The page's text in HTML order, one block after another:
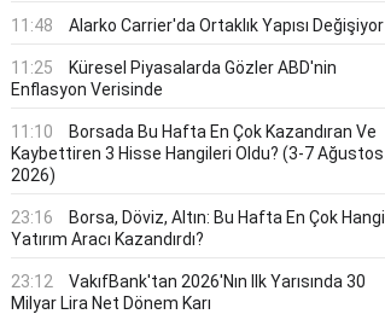
11:48 Alarko Carrier'da Ortaklık Yapısı Değişiyor
11:25
Küresel Piyasalarda Gözler ABD'nin
Enflasyon Verisinde
11:10
Borsada Bu Hafta En Çok Kazandıran Ve
Kaybettiren 3 Hisse Hangileri Oldu? (3-7 Ağustos
2026)
23:16
Borsa, Döviz, Altın: Bu Hafta En Çok Hangi
Yatırım Aracı Kazandırdı?
23:12
VakıfBank'tan 2026'nın Ilk Yarısında 30
Milyar Lira Net Dönem Karı